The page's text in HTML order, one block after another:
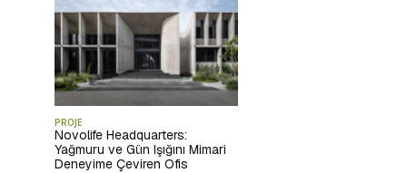
PROJE
Novolife Headquarters:
Yağmuru ve Gün Işığını Mimari
Deneyime Çeviren Ofis